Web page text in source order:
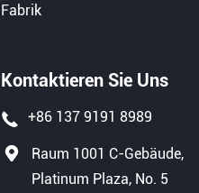
Fabrik
Kontaktieren Sie Uns
+86 137 9191 8989
Raum 1001 C-Gebäude,
Platinum Plaza, No. 5